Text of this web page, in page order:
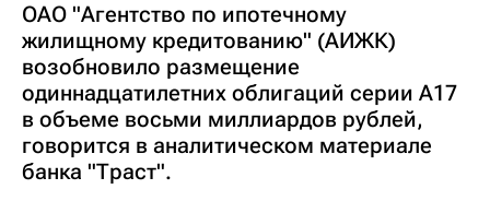
ОАО "Агентство по ипотечному
жилищному кредитованию" (АИЖК)
возобновило размещение
одиннадцатилетних облигаций серии А17
в объеме восьми миллиардов рублей,
говорится в аналитическом материале
банка "Траст".